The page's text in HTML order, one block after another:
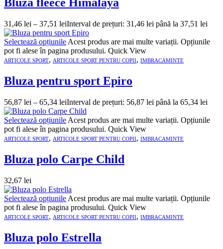
Bluza fleece Himalaya
31,46 lei – 37,51 leiInterval de prețuri: 31,46 lei până la 37,51 lei
Selectează opțiunile Acest produs are mai multe variații. Opțiunile
pot fi alese în pagina produsului. Quick View
ARTICOLE SPORT, ARTICOLE SPORT PENTRU COPII, IMBRACAMINTE
Bluza pentru sport Epiro
56,87 lei – 65,34 leiInterval de prețuri: 56,87 lei până la 65,34 lei
Selectează opțiunile Acest produs are mai multe variații. Opțiunile
pot fi alese în pagina produsului. Quick View
ARTICOLE SPORT, ARTICOLE SPORT PENTRU COPII, IMBRACAMINTE
Bluza polo Carpe Child
32,67 lei
Selectează opțiunile Acest produs are mai multe variații. Opțiunile
pot fi alese în pagina produsului. Quick View
ARTICOLE SPORT, ARTICOLE SPORT PENTRU COPII, IMBRACAMINTE
Bluza polo Estrella